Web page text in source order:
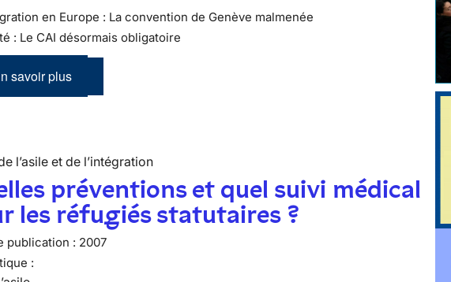
en Europe : La convention de Genève malmenée
: Le CAI désormais obligatoire
savoir plus
l’asile et de l’intégration
préventions et quel suivi médical
les réfugiés statutaires ?
publication : 2007
: